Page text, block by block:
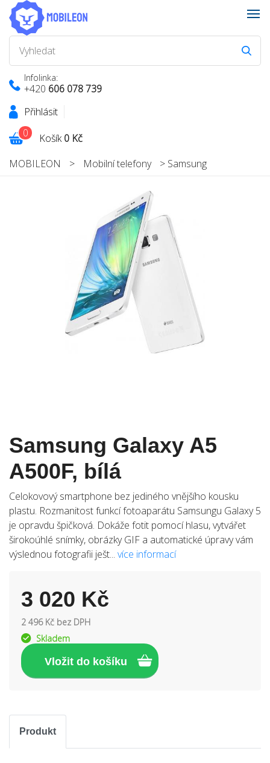
Infolinka:
+420 606 078 739
Přihlásit
Košík0 Kč
0
MOBILEON > Mobilní telefony > Samsung
Samsung Galaxy A5
A500F, bílá
Celokovový smartphone bez jediného vnějšího kousku
plastu. Rozmanitost funkcí fotoaparátu Samsungu Galaxy 5
je opravdu špičková. Dokáže fotit pomocí hlasu, vytvářet
širokoúhlé snímky, obrázky GIF a automatické úpravy vám
výslednou fotografii ješt... více informací
3 020 Kč
2 496 Kč bez DPH
Skladem
Produkt